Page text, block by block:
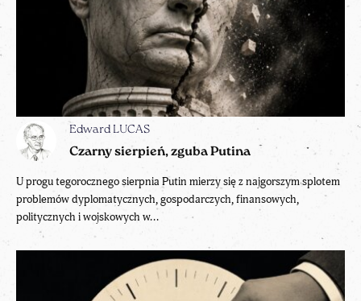
Edward LUCAS
Czarny sierpień, zguba Putina
U progu tegorocznego sierpnia Putin mierzy się z najgorszym splotem
problemów dyplomatycznych, gospodarczych, finansowych,
politycznych i wojskowych w...